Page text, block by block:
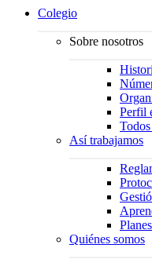
Colegio
Sobre nosotros
Perfil
Así trabajamos
Quiénes somos